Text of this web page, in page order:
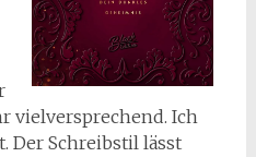
vielversprechend. Ich
Der Schreibstil lässt